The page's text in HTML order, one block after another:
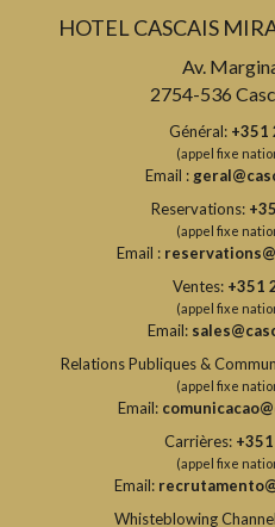
HOTEL CASCAIS
Av.
2754-536
Général: +351
(appel fixe
Email :
Reservations:
(appel fixe
Email :
Ventes: +351
(appel fixe
Email:
Relations Publiques &
(appel fixe
Email:
Carrières:
(appel fixe
Email:
Whisteblowing